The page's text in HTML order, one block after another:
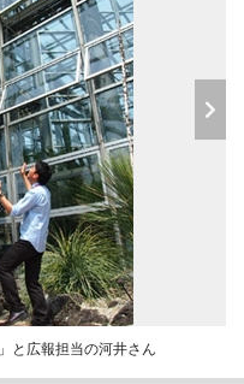
と広報担当の河井さん